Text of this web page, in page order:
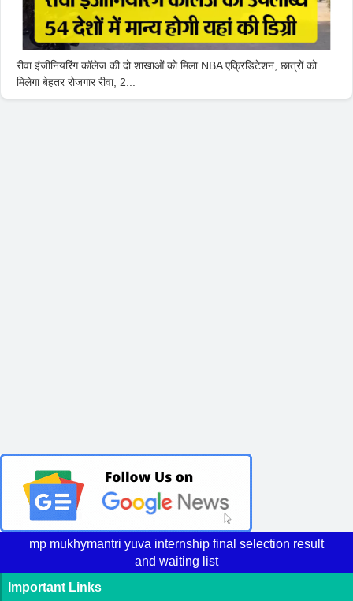
रीवा इंजीनियरिंग कॉलेज की दो शाखाओं को मिला NBA एक्रिडिटेशन, छात्रों को
मिलेगा बेहतर रोजगार रीवा, 2...
mp mukhymantri yuva internship final selection result
and waiting list
Important Links